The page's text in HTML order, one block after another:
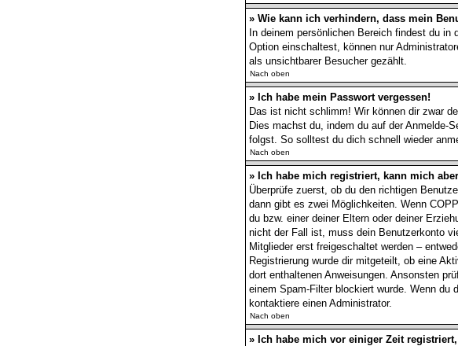
» Wie kann ich verhindern, dass mein
In deinem persönlichen Bereich findest du in
Option einschaltest, können nur
als unsichtbarer Besucher gezählt.
Nach oben
» Ich habe mein Passwort vergessen!
Das ist nicht schlimm! Wir können dir zwar
Dies machst du, indem du auf der Anmelde-
folgst. So solltest du dich schnell wieder
Nach oben
» Ich habe mich registriert, kann mich
Überprüfe zuerst, ob du den richtigen
dann gibt es zwei Möglichkeiten. Wenn
du bzw. einer deiner Eltern oder deiner
nicht der Fall ist, muss dein Benutzerkonto
Mitglieder erst freigeschaltet werden –
Registrierung wurde dir mitgeteilt, ob eine
dort enthaltenen Anweisungen. Ansonsten
einem Spam-Filter blockiert wurde. Wenn du
kontaktiere einen Administrator.
Nach oben
» Ich habe mich vor einiger Zeit